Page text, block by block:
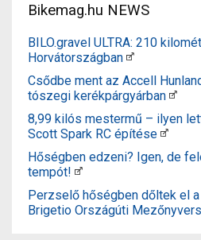
Bikemag.hu NEWS
BILO.gravel ULTRA: 210
Horvátországban
Csődbe ment az Accell
tószegi kerékpárgyárban
8,99 kilós mestermű – ilyen
Scott Spark RC építése
Hőségben edzeni? Igen, de
tempót!
Perzselő hőségben dőltek el
Brigetio Országúti